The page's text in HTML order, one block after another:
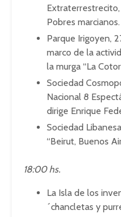
Pobres marcianos.
Parque Irigoyen,
marco de la
la murga “La
Sociedad
Nacional 8
dirige Enrique
Sociedad
“Beirut, Buenos
18:00 hs.
La Isla de los
´chancletas y